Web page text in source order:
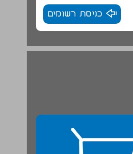
כניסת רשומים